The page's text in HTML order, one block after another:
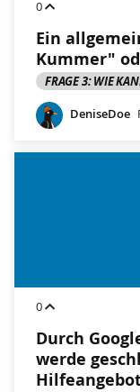
0
Ein
Kummer"
FRAGE 3: WIE
DeniseDoe
0
Durch
werde